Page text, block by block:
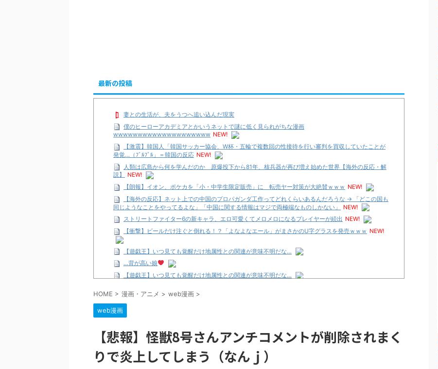
最新の投稿
妻との生活が、夫をうつへ追い込んだ現実
僕のヒーローアカデミアとかいうネットで謎に低く見られがちな漫画
wwwwwwwwwwwwwwwwwwww NEW!
【激震】韓国人「韓国サッカー協会、W杯・五輪で複数回の性接待を行い審判を買収していたことが
発覚…（ﾌﾞﾙﾌﾞﾙ」＝韓国の反応 NEW!
人類は広島から何を学んだのか 原爆投下から81年、核兵器が再び増え始めた世界【海外の反応・解
説】
NEW!
【朗報】イオン、ポケカを「小・中学生限定販売」に 転売ヤー対策が大絶賛ｗｗｗ NEW!
【海外の反応】ネット上での中国のプロパガンダ工作ってどれくらいあるんだろうな → 「どこの国も
同じようなことをやってるよな」「中国に関する情報はマジで両極端なものしかない」
NEW!
ストリートファイター6の新キャラ、エロ可愛くてメロメロになるプレイヤーが続出 NEW!
【衝撃】ビールだけ注ぐと倒れる！？「よなよなエール」がまさかのU字グラスを発売ｗｗｗ NEW!
【遊戯王】いつ見ても覚醒だけ地属性との関連が意味不明だな…
…背が高い娘
【遊戯王】いつ見ても覚醒だけ地属性との関連が意味不明だな…
【ギャルゲ】「千恋*万花」のアニメ化決定でKOTOKOが主題歌歌うよ！
【画像】この女優さん、可愛すぎる
美少女図鑑AWARD2026グランプリ・榎本彩乃、グラビア披露！透明感が凄い！！
HOME > 漫画・アニメ > web漫画 >
web漫画
【悲報】怪獣8号さんアンチコメントが削除されまく
りで炎上してしまう（なんｊ）